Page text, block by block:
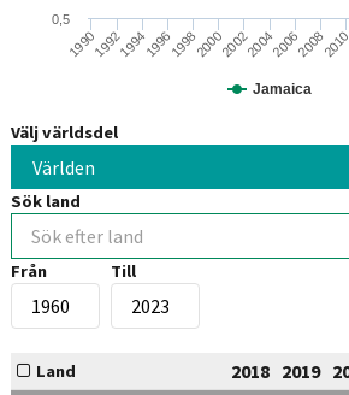
Jamaica
1990199219941996199820002002200420062008
0,5
Välj världsdel
Världen
Sök land
Från Till
Land 2018 2019